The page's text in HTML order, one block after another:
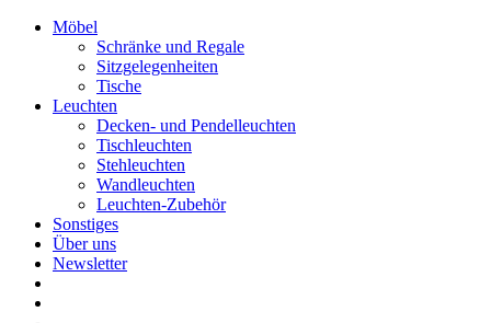
Möbel
Schränke und Regale
Sitzgelegenheiten
Tische
Leuchten
Decken- und Pendelleuchten
Tischleuchten
Stehleuchten
Wandleuchten
Leuchten-Zubehör
Sonstiges
Über uns
Newsletter